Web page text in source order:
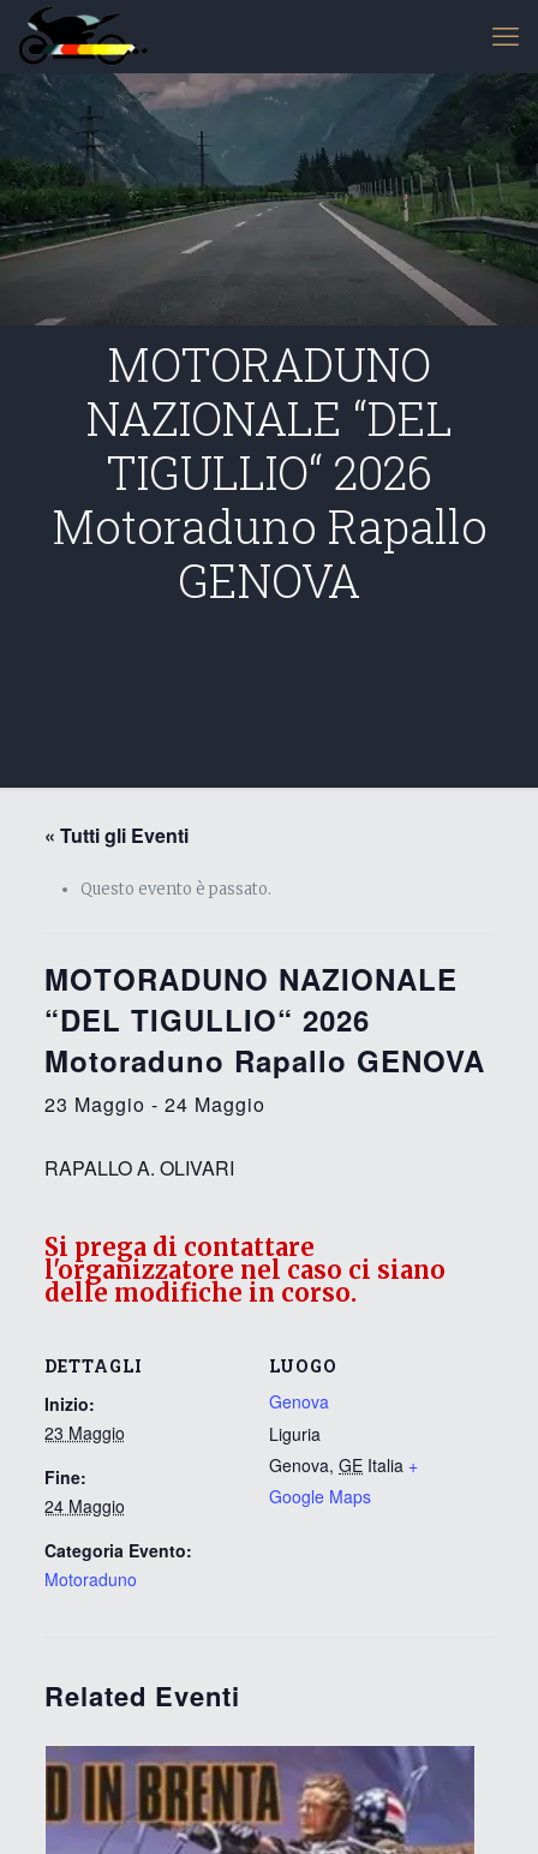
MOTORADUNO
NAZIONALE “DEL
TIGULLIO“ 2026
Motoraduno Rapallo
GENOVA
« Tutti gli Eventi
Questo evento è passato.
MOTORADUNO NAZIONALE
“DEL TIGULLIO“ 2026
Motoraduno Rapallo GENOVA
23 Maggio - 24 Maggio
RAPALLO A. OLIVARI
DETTAGLI
Inizio:
23 Maggio
Fine:
24 Maggio
Categoria Evento:
Motoraduno
LUOGO
Genova
Liguria
Genova, GE Italia +
Google Maps
Related Eventi
Si prega di contattare
l'organizzatore nel caso ci siano
delle modifiche in corso.